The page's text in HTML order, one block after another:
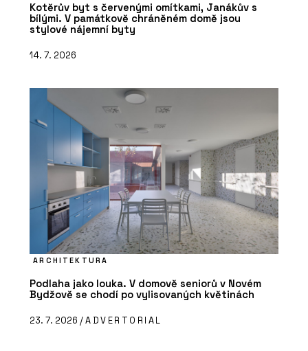
Kotěrův byt s červenými omítkami, Janákův s
bílými. V památkově chráněném domě jsou
stylové nájemní byty
14. 7. 2026
ARCHITEKTURA
Podlaha jako louka. V domově seniorů v Novém
Bydžově se chodí po vylisovaných květinách
23. 7. 2026 /ADVERTORIAL